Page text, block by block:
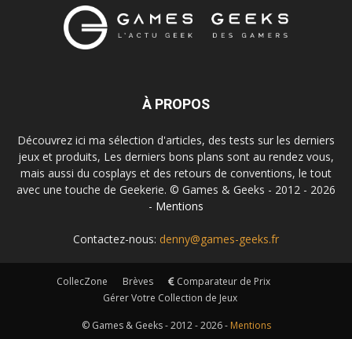
À PROPOS
Découvrez ici ma sélection d'articles, des tests sur les derniers
jeux et produits, Les derniers bons plans sont au rendez vous,
mais aussi du cosplays et des retours de conventions, le tout
avec une touche de Geekerie. © Games & Geeks - 2012 - 2026
- Mentions
Contactez-nous: denny@games-geeks.fr
CollecZone Brèves
Comparateur de Prix
Gérer Votre Collection de Jeux
© Games & Geeks - 2012 - 2026 - Mentions